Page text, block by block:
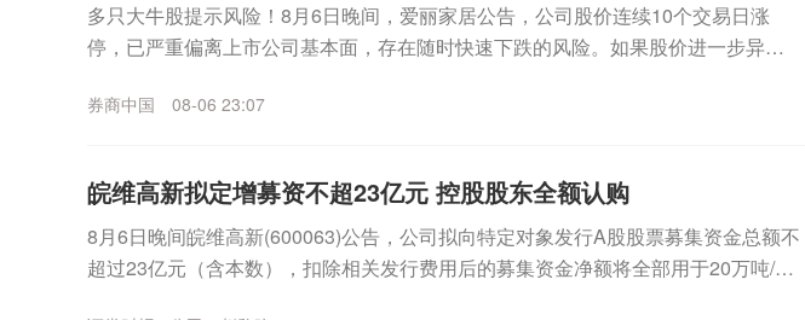
多只大牛股提示风险！8月6日晚间，爱丽家居公告，公司股价连续10个交易日涨
停，已严重偏离上市公司基本面，存在随时快速下跌的风险。如果股价进一步异常
券商中国 08-06 23:07
皖维高新拟定增募资不超23亿元 控股股东全额认购
8月6日晚间皖维高新(600063)公告，公司拟向特定对象发行A股股票募集资金总额不
超过23亿元（含本数），扣除相关发行费用后的募集资金净额将全部用于20万吨/年